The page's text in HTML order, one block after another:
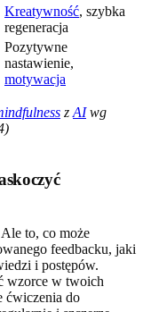
Kreatywność, szybka
regeneracja
Pozytywne
nastawienie,
motywacja
z AIwg
to, co może
feedbacku, jaki
i postępów.
wzorce w twoich
ćwiczenia do